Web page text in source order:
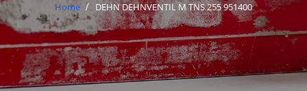
Home DEHN DEHNVENTIL M TNS 255 951400